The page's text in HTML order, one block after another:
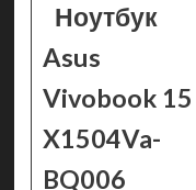
Ноутбук
Asus
Vivobook 15
X1504Va-
BQ006